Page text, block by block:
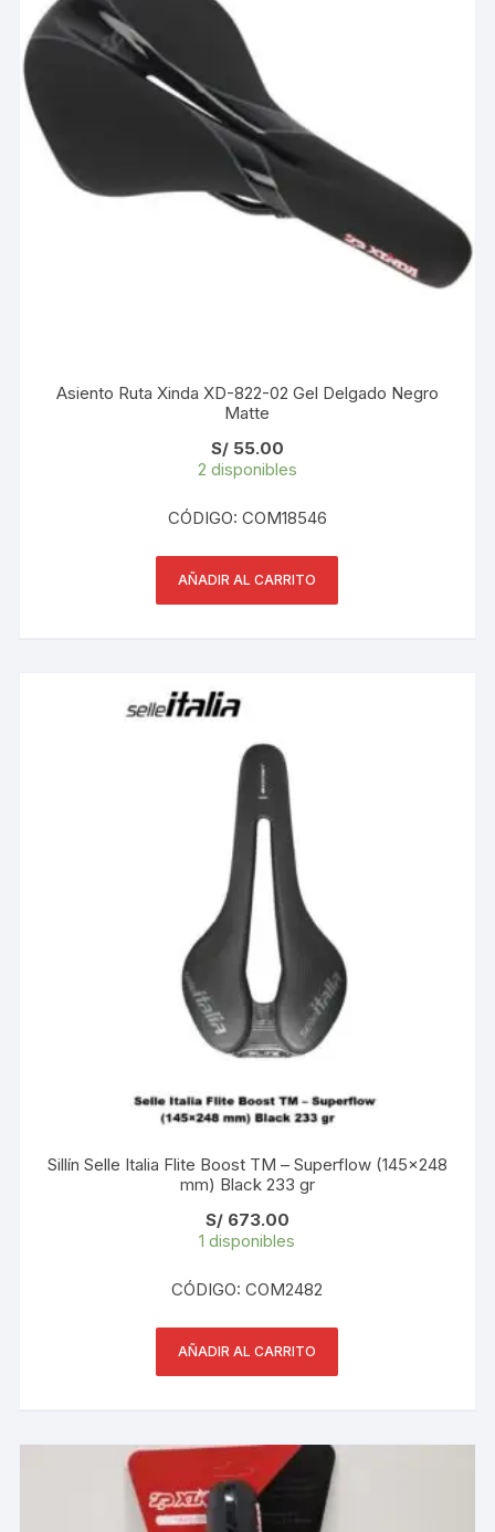
Asiento Ruta Xinda XD-822-02 Gel Delgado Negro
Matte
S/55.00
2 disponibles
CÓDIGO: COM18546
AÑADIR AL CARRITO
Sillín Selle Italia Flite Boost TM – Superflow (145×248
mm) Black 233 gr
S/673.00
1 disponibles
CÓDIGO: COM2482
AÑADIR AL CARRITO